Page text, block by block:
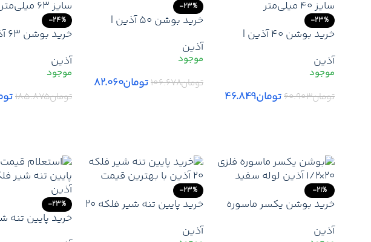
-23%
خرید بوشن 40 آذین |
آذین -لیست قیمت جدید
آذین + ارسال سریع
آذین
تومان۶۰.۹۰۳تومان۴۶.۸۴۹
-23%
خرید بوشن 50 آذین |
آذین -لیست قیمت جدید
آذین + ارسال سریع
آذین
تومان۱۰۶.۶۷۸تومان۸۲.۰۶۰
-24%
آذین -لیست
آذین + ارسال
آذین
تومان۱۸۵.۸۷۵
-21%
خرید بوشن یکسر ماسوره
روز نمایندگی آذین + ارسال
آذین
-23%
خرید پایین تنه شیر فلکه 20
آذین + تخفیف همکاری +
آذین
-23%
خرید پایین تنه